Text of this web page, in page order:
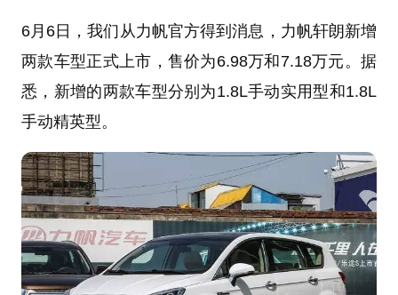
6月6日，我们从力帆官方得到消息，力帆轩朗新增
两款车型正式上市，售价为6.98万和7.18万元。据
悉，新增的两款车型分别为1.8L手动实用型和1.8L
手动精英型。